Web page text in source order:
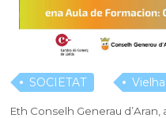
SOCIETAT Vielha
Eth Conselh Generau